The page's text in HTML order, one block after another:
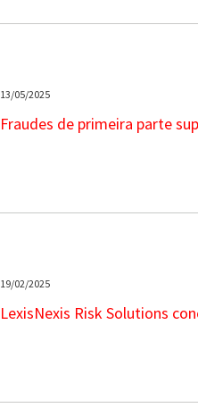
13/05/2025
Fraudes de primeira parte
19/02/2025
LexisNexis Risk Solutions